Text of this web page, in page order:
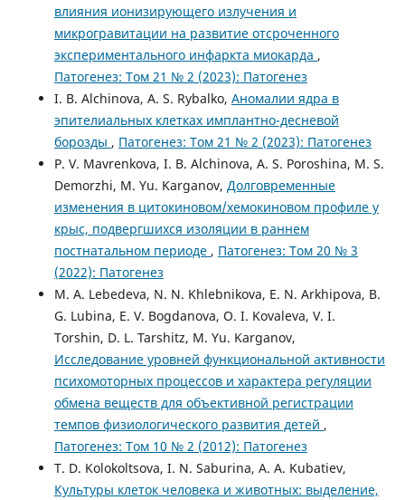
влияния ионизирующего излучения и
микрогравитации на развитие отсроченного
экспериментального инфаркта миокарда ,
Патогенез: Том 21 № 2 (2023): Патогенез
I. B. Alchinova, A. S. Rybalko, Аномалии ядра в
эпителиальных клетках имплантно-десневой
борозды , Патогенез: Том 21 № 2 (2023): Патогенез
P. V. Mavrenkova, I. B. Alchinova, A. S. Poroshina, M. S.
Demorzhi, M. Yu. Karganov, Долговременные
изменения в цитокиновом/хемокиновом профиле у
крыс, подвергшихся изоляции в раннем
постнатальном периоде , Патогенез: Том 20 № 3
(2022): Патогенез
M. A. Lebedeva, N. N. Khlebnikova, E. N. Arkhipova, B.
G. Lubina, E. V. Bogdanova, O. I. Kovaleva, V. I.
Torshin, D. L. Tarshitz, M. Yu. Karganov,
Исследование уровней функциональной активности
психомоторных процессов и характера регуляции
обмена веществ для объективной регистрации
темпов физиологического развития детей ,
Патогенез: Том 10 № 2 (2012): Патогенез
T. D. Kolokoltsova, I. N. Saburina, A. A. Kubatiev,
Культуры клеток человека и животных: выделение,